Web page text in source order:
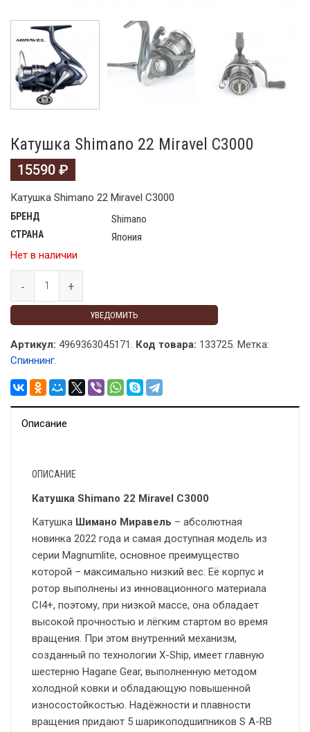
Катушка Shimano 22 Miravel C3000
15590 ₽
Катушка Shimano 22 Miravel C3000
БРЕНД Shimano
СТРАНА
Япония
Нет в наличии
УВЕДОМИТЬ
Артикул: 4969363045171. Код товара: 133725. Метка:
Спиннинг.
Описание
ОПИСАНИЕ
Катушка Shimano 22 Miravel C3000
Катушка Шимано Миравель – абсолютная
новинка 2022 года и самая доступная модель из
серии Magnumlite, основное преимущество
которой – максимально низкий вес. Её корпус и
ротор выполнены из инновационного материала
CI4+, поэтому, при низкой массе, она обладает
высокой прочностью и лёгким стартом во время
вращения. При этом внутренний механизм,
созданный по технологии X-Ship, имеет главную
шестерню Hagane Gear, выполненную методом
холодной ковки и обладающую повышенной
износостойкостью. Надёжности и плавности
вращения придают 5 шарикоподшипников S A-RB